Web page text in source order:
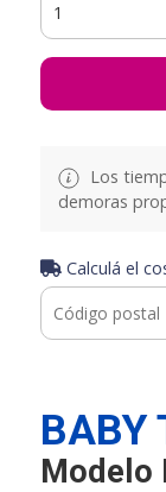
Los
demoras
Calculá el
BABY
Modelo